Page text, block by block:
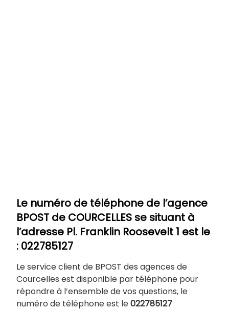
Le numéro de téléphone de l’agence
BPOST de COURCELLES se situant à
l’adresse Pl. Franklin Roosevelt 1 est le
: 022785127
Le service client de BPOST des agences de
Courcelles est disponible par téléphone pour
répondre à l’ensemble de vos questions, le
numéro de téléphone est le022785127